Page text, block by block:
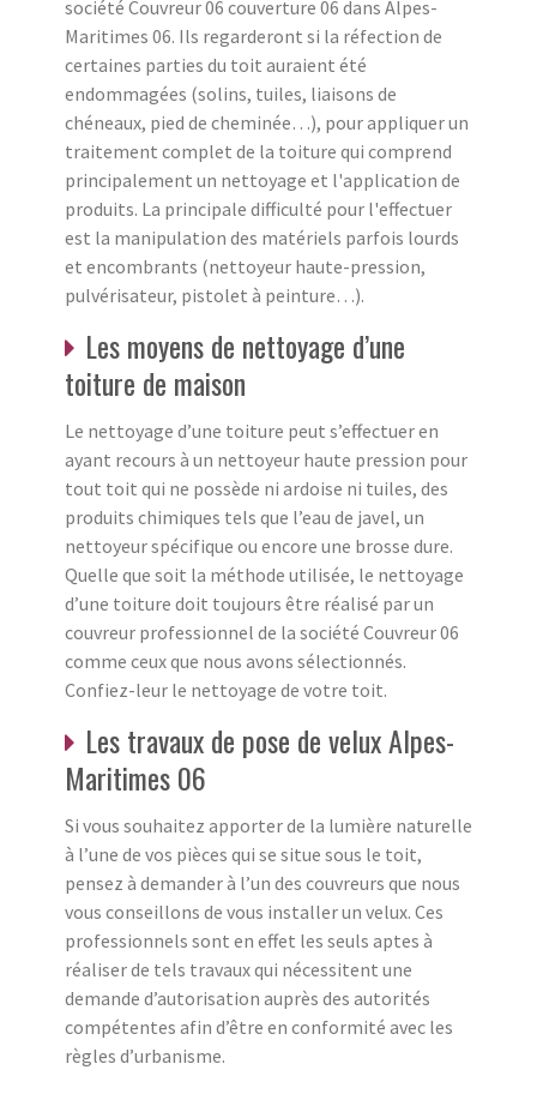
société Couvreur 06 couverture 06 dans Alpes-
Maritimes 06. Ils regarderont si la réfection de
certaines parties du toit auraient été
endommagées (solins, tuiles, liaisons de
chéneaux, pied de cheminée…), pour appliquer un
traitement complet de la toiture qui comprend
principalement un nettoyage et l'application de
produits. La principale difficulté pour l'effectuer
est la manipulation des matériels parfois lourds
et encombrants (nettoyeur haute-pression,
pulvérisateur, pistolet à peinture…).
Les moyens de nettoyage d’une
toiture de maison
Le nettoyage d’une toiture peut s’effectuer en
ayant recours à un nettoyeur haute pression pour
tout toit qui ne possède ni ardoise ni tuiles, des
produits chimiques tels que l’eau de javel, un
nettoyeur spécifique ou encore une brosse dure.
Quelle que soit la méthode utilisée, le nettoyage
d’une toiture doit toujours être réalisé par un
couvreur professionnel de la société Couvreur 06
comme ceux que nous avons sélectionnés.
Confiez-leur le nettoyage de votre toit.
Les travaux de pose de velux Alpes-
Maritimes 06
Si vous souhaitez apporter de la lumière naturelle
à l’une de vos pièces qui se situe sous le toit,
pensez à demander à l’un des couvreurs que nous
vous conseillons de vous installer un velux. Ces
professionnels sont en effet les seuls aptes à
réaliser de tels travaux qui nécessitent une
demande d’autorisation auprès des autorités
compétentes afin d’être en conformité avec les
règles d’urbanisme.